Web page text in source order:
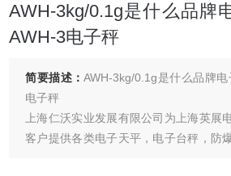
AWH-3kg/0.1g是什么品牌
AWH-3电子秤
简要描述：AWH-3kg/0.1g是什么品牌
电子秤
上海仁沃实业发展有限公司为上海英展
客户提供各类电子天平，电子台秤，防